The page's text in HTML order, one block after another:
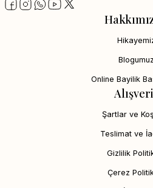
Blogumuz
Online Bayilik
Şartlar ve
Teslimat ve
Gizlilik
Çerez